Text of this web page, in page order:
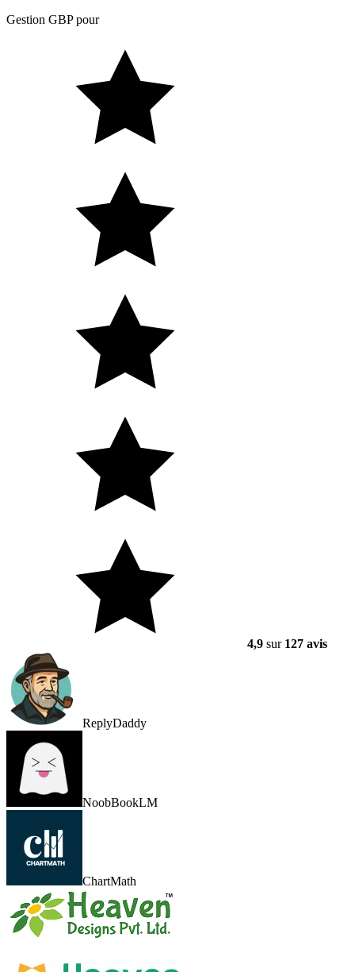
Gestion GBP pour
4,9 sur 127 avis
ReplyDaddy
NoobBookLM
ChartMath